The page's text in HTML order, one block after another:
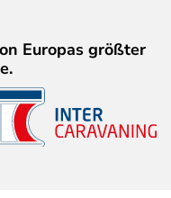
Europas größter